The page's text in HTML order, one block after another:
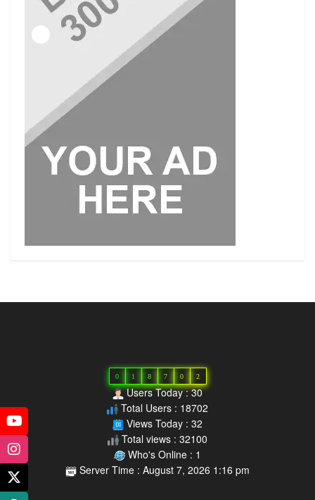
0 1 8 7 0 2
Users Today : 30
Total Users : 18702
Views Today : 32
Total views : 32100
Who's Online : 1
Server Time : August 7, 2026 1:16 pm